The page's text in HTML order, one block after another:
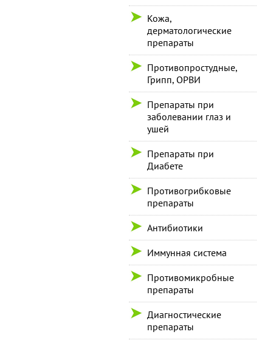
Кожа,
дерматологические
препараты
Противопростудные,
Грипп, ОРВИ
Препараты при
заболевании глаз и
ушей
Препараты при
Диабете
Противогрибковые
препараты
Антибиотики
Иммунная система
Противомикробные
препараты
Диагностические
препараты